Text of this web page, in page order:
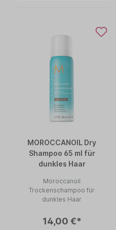
MOROCCANOIL Dry
Shampoo 65 ml für
dunkles Haar
Moroccanoil
Trockenschampoo für
dunkles Haar
14,00 €*